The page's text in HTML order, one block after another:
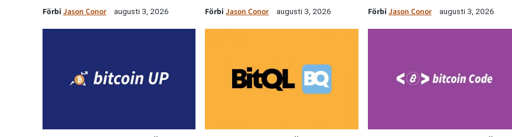
Förbi Jason Conor augusti 3, 2026 FörbiJason Conor augusti 3, 2026 Förbi Jason Conor augusti 3, 2026